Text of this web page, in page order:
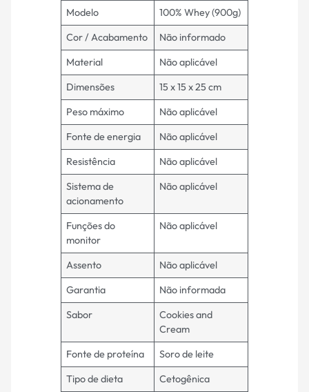
Modelo
100% Whey (900g)
Cor / Acabamento
Não informado
Material
Não aplicável
Dimensões
15 x 15 x 25 cm
Peso máximo
Não aplicável
Fonte de energia
Não aplicável
Resistência
Não aplicável
Sistema de
acionamento
Não aplicável
Funções do
monitor
Não aplicável
Assento
Não aplicável
Garantia
Não informada
Sabor
Cookies and
Cream
Fonte de proteína
Soro de leite
Tipo de dieta
Cetogênica